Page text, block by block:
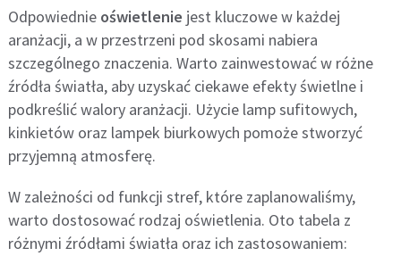
Odpowiednie oświetlenie jest kluczowe w każdej
aranżacji, a w przestrzeni pod skosami nabiera
szczególnego znaczenia. Warto zainwestować w różne
źródła światła, aby uzyskać ciekawe efekty świetlne i
podkreślić walory aranżacji. Użycie lamp sufitowych,
kinkietów oraz lampek biurkowych pomoże stworzyć
przyjemną atmosferę.
W zależności od funkcji stref, które zaplanowaliśmy,
warto dostosować rodzaj oświetlenia. Oto tabela z
różnymi źródłami światła oraz ich zastosowaniem: